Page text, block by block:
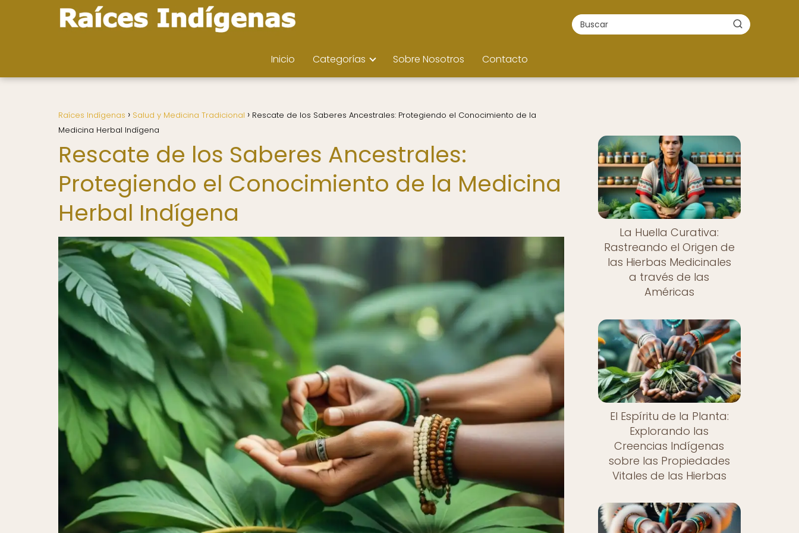
Inicio Categorías Sobre Nosotros Contacto
Raíces Indígenas Salud y Medicina Tradicional
Rescate de los Saberes Ancestrales: Protegiendo el Conocimiento de la
Medicina Herbal Indígena
Rescate de los Saberes Ancestrales:
Protegiendo el Conocimiento de la Medicina
Herbal Indígena
La Huella Curativa:
Rastreando el Origen de
las Hierbas Medicinales
a través de las
Américas
El Espíritu de la Planta:
Explorando las
Creencias Indígenas
sobre las Propiedades
Vitales de las Hierbas